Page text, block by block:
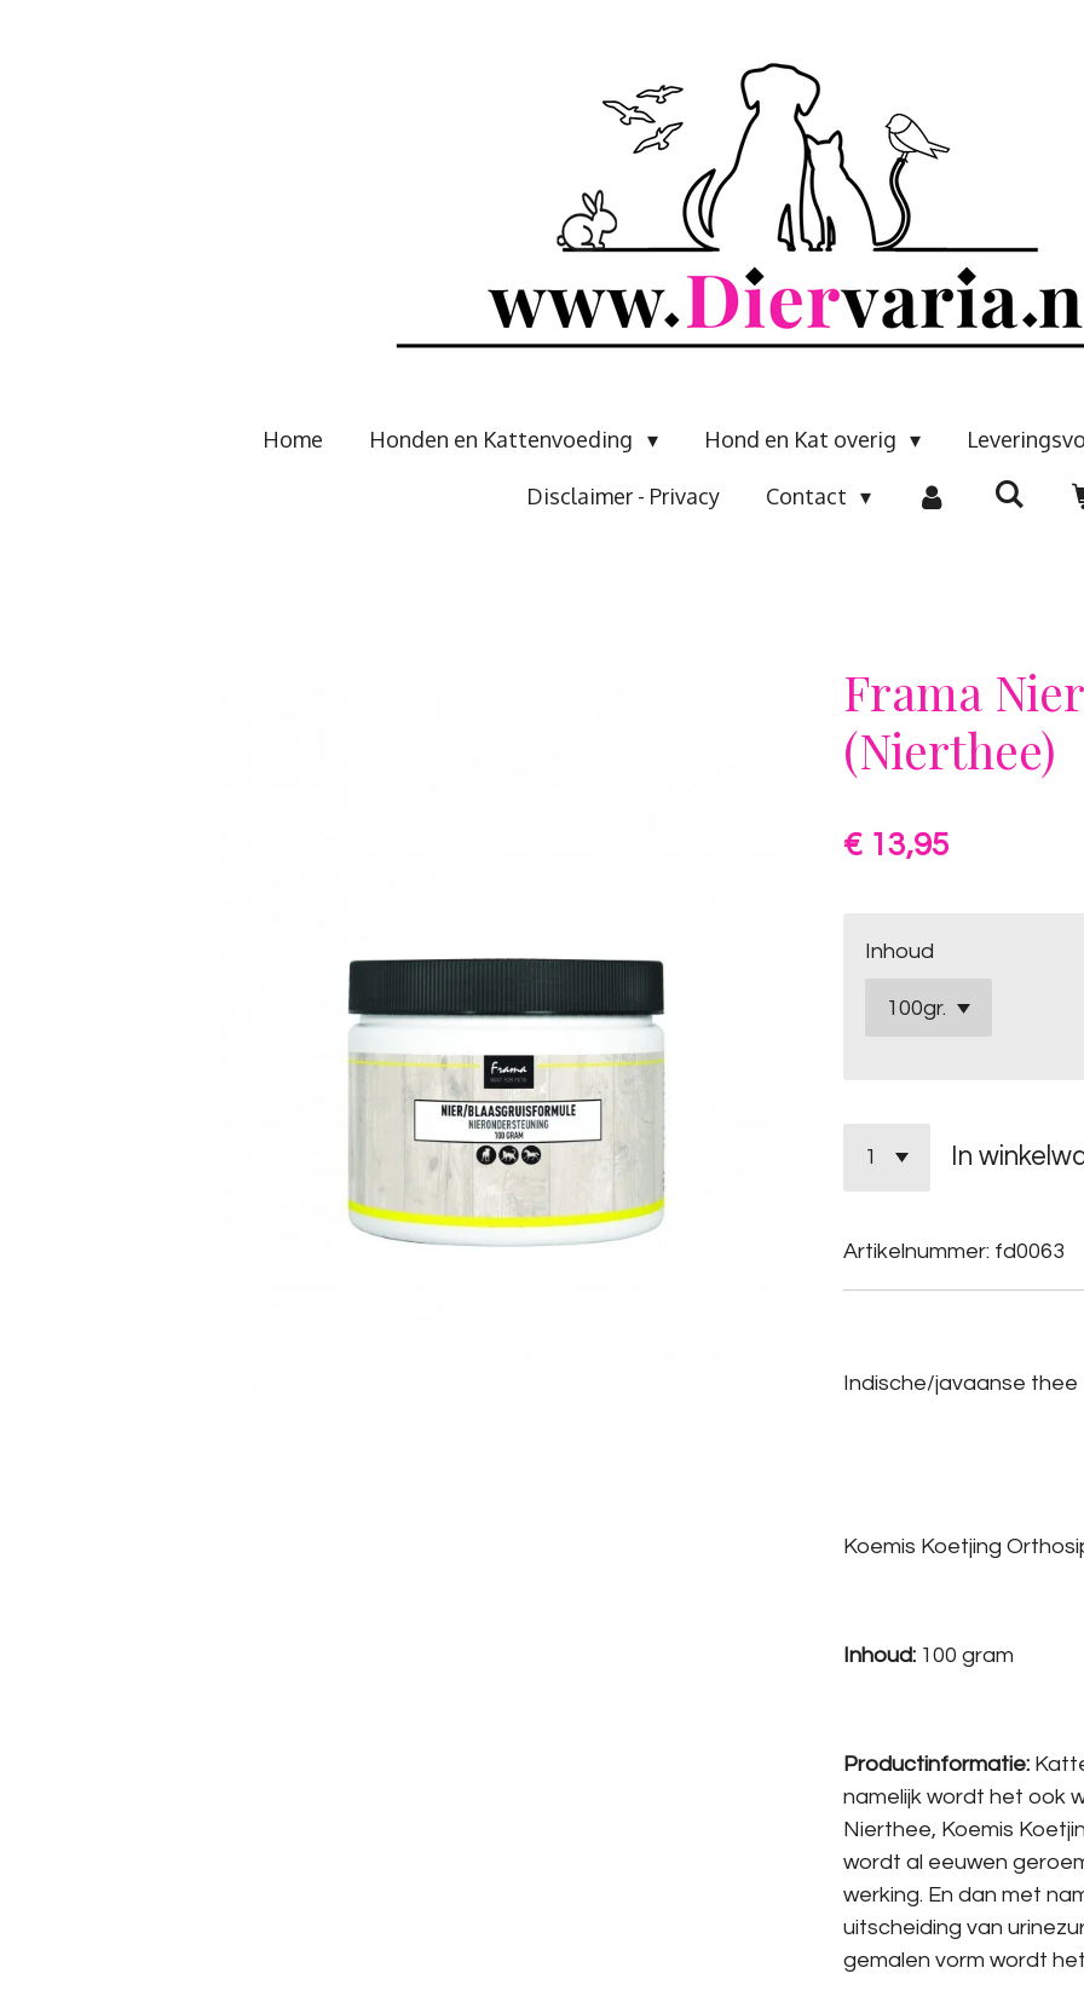
Home Honden en Kattenvoeding Hond en Kat overig
Disclaimer - Privacy Contact
Frama
(Nierthee)
€ 13,95
Inhoud
In
Artikelnummer: fd0063
Indische/javaanse thee
Koemis Koetjing
Inhoud: 100 gram
Productinformatie:
namelijk wordt het ook
Nierthee, Koemis
wordt al eeuwen
werking. En dan met
uitscheiding van
gemalen vorm wordt